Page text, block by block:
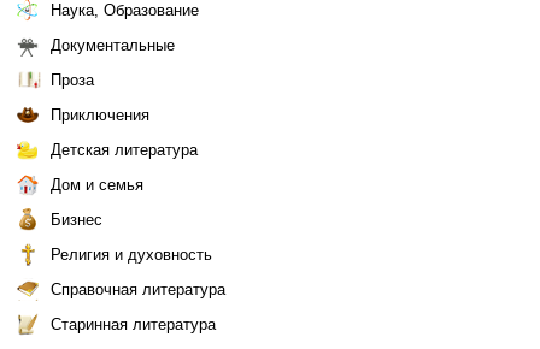
Наука, Образование
Документальные
Проза
Приключения
Детская литература
Дом и семья
Бизнес
Религия и духовность
Справочная литература
Старинная литература